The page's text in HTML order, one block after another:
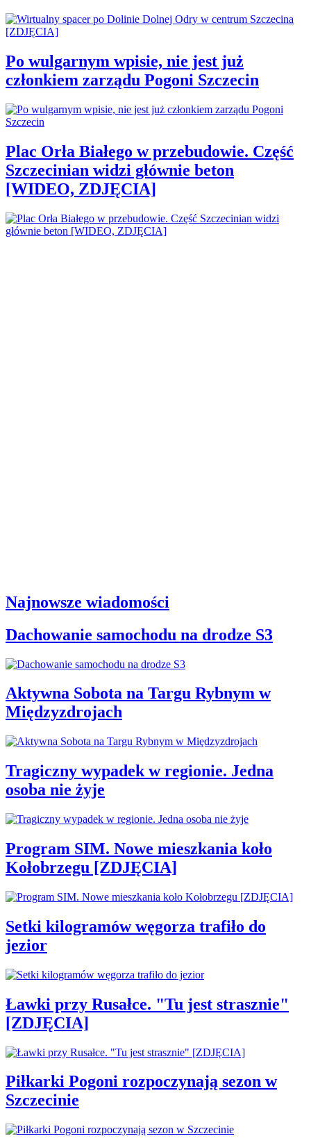
Po wulgarnym wpisie, nie jest już
członkiem zarządu Pogoni Szczecin
Plac Orła Białego w przebudowie. Część
Szczecinian widzi głównie beton
[WIDEO, ZDJĘCIA]
Najnowsze wiadomości
Dachowanie samochodu na drodze S3
Aktywna Sobota na Targu Rybnym w
Międzyzdrojach
Tragiczny wypadek w regionie. Jedna
osoba nie żyje
Program SIM. Nowe mieszkania koło
Kołobrzegu [ZDJĘCIA]
Setki kilogramów węgorza trafiło do
jezior
Ławki przy Rusałce. "Tu jest strasznie"
[ZDJĘCIA]
Piłkarki Pogoni rozpoczynają sezon w
Szczecinie